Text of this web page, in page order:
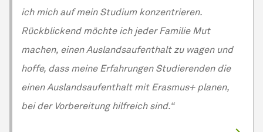
ich mich auf mein Studium konzentrieren.
Rückblickend möchte ich jeder Familie Mut
machen, einen Auslandsaufenthalt zu wagen und
hoffe, dass meine Erfahrungen Studierenden die
einen Auslandsaufenthalt mit Erasmus+ planen,
bei der Vorbereitung hilfreich sind.“